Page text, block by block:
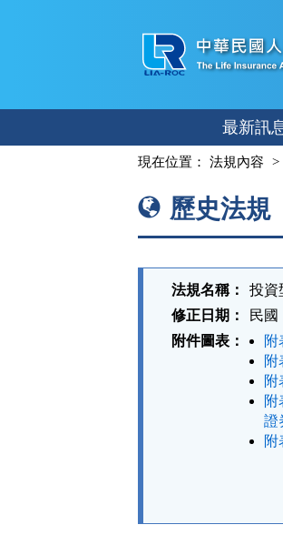
容
最新訊
現在位置： 法規內容
歷史法規
法規名稱：
投資
修正日期：
民國
附件圖表：
附
附
附
附
證
附
能